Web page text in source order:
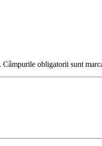
Câmpurile obligatorii sunt